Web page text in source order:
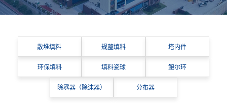
散堆填料 规整填料 塔内件
环保填料 填料瓷球 鲍尔环
除雾器（除沫器） 分布器